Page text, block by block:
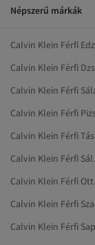
Népszerű márkák
Calvin Klein Férfi
Calvin Klein Férfi